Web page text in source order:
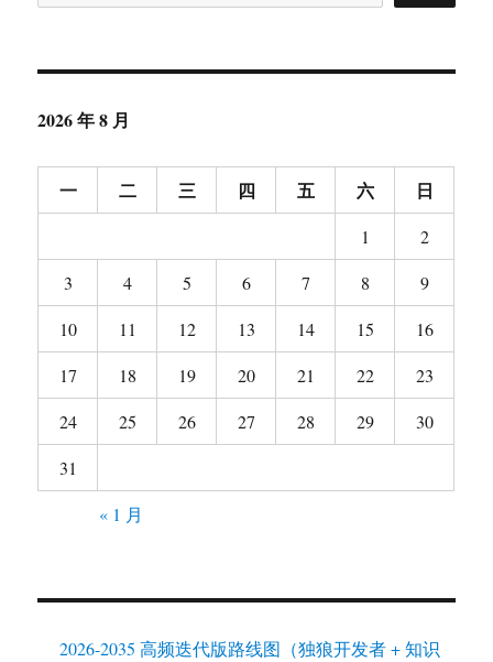
手
2026 年 8 月
一 二 三 四 五 六 日
1
2
3
4 5 6 7 8
9
10
11 12 13 14 15
16
17
18 19 20 21 22
23
24
25 26 27 28 29
30
31
« 1 月
2026-2035 高频迭代版路线图（独狼开发者 + 知识